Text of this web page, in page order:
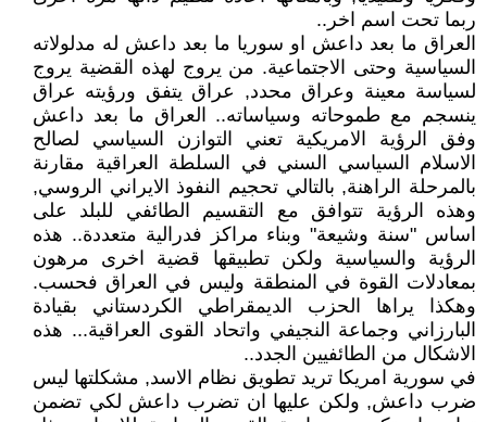
ربما تحت اسم اخر..
العراق ما بعد داعش او سوريا ما بعد داعش له مدلولاته
السياسية وحتى الاجتماعية. من يروج لهذه القضية يروج
لسياسة معينة وعراق محدد, عراق يتفق ورؤيته عراق
ينسجم مع طموحاته وسياساته.. العراق ما بعد داعش
وفق الرؤية الامريكية تعني التوازن السياسي لصالح
الاسلام السياسي السني في السلطة العراقية مقارنة
بالمرحلة الراهنة, بالتالي تحجيم النفوذ الايراني الروسي,
وهذه الرؤية تتوافق مع التقسيم الطائفي للبلد على
اساس "سنة وشيعة" وبناء مراكز فدرالية متعددة.. هذه
الرؤية والسياسية ولكن تطبيقها قضية اخرى مرهون
بمعادلات القوة في المنطقة وليس في العراق فحسب.
وهكذا يراها الحزب الديمقراطي الكردستاني بقيادة
البارزاني وجماعة النجيفي واتحاد القوى العراقية... هذه
الاشكال من الطائفيين الجدد..
في سورية امريكا تريد تطويق نظام الاسد, مشكلتها ليس
ضرب داعش, ولكن عليها ان تضرب داعش لكي تضمن